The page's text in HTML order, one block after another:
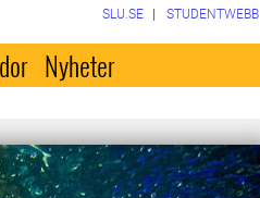
SLU.SE STUDENTWEBB
Nyheter